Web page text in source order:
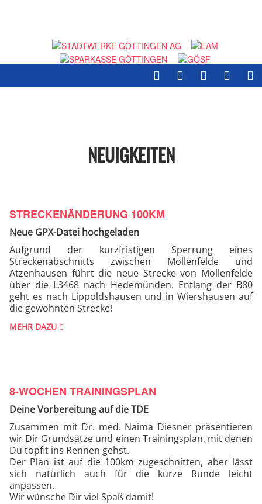
NEUIGKEITEN
STRECKENÄNDERUNG 100KM
Neue GPX-Datei hochgeladen
Aufgrund der kurzfristigen Sperrung eines
Streckenabschnitts zwischen Mollenfelde und
Atzenhausen führt die neue Strecke von Mollenfelde
über die L3468 nach Hedemünden. Entlang der B80
geht es nach Lippoldshausen und in Wiershausen auf
die gewohnten Strecke!
MEHR DAZU
8-WOCHEN TRAININGSPLAN
Deine Vorbereitung auf die TDE
Zusammen mit Dr. med. Naima Diesner präsentieren
wir Dir Grundsätze und einen Trainingsplan, mit denen
Du topfit ins Rennen gehst.
Der Plan ist auf die 100km zugeschnitten, aber lässt
sich natürlich auch für die kurze Runde leicht
anpassen.
Wir wünsche Dir viel Spaß damit!